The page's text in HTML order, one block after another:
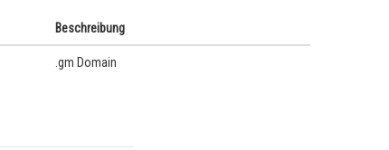
Beschreibung
.gm Domain